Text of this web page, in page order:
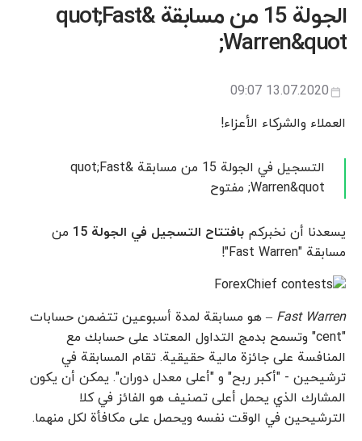
الجولة 15 من مسابقة &quot;Fast
Warren&quot;
13.07.2020 09:07
العملاء والشركاء الأعزاء!
التسجيل في الجولة 15 من مسابقة &quot;Fast
Warren&quot; مفتوح
يسعدنا أن نخبركم بافتتاح التسجيل في الجولة 15
من
مسابقة "Fast Warren"!
Fast Warren – هو مسابقة لمدة أسبوعين تتضمن حسابات
"cent" وتسمح بدمج التداول المعتاد على حسابك مع
المنافسة على جائزة مالية حقيقية. تقام المسابقة في
ترشيحين - "أكبر ربح" و "أعلى معدل دوران". يمكن أن يكون
المشارك الذي يحمل أعلى تصنيف هو الفائز في كلا
الترشيحين في الوقت نفسه ويحصل على مكافأة لكل منهما.